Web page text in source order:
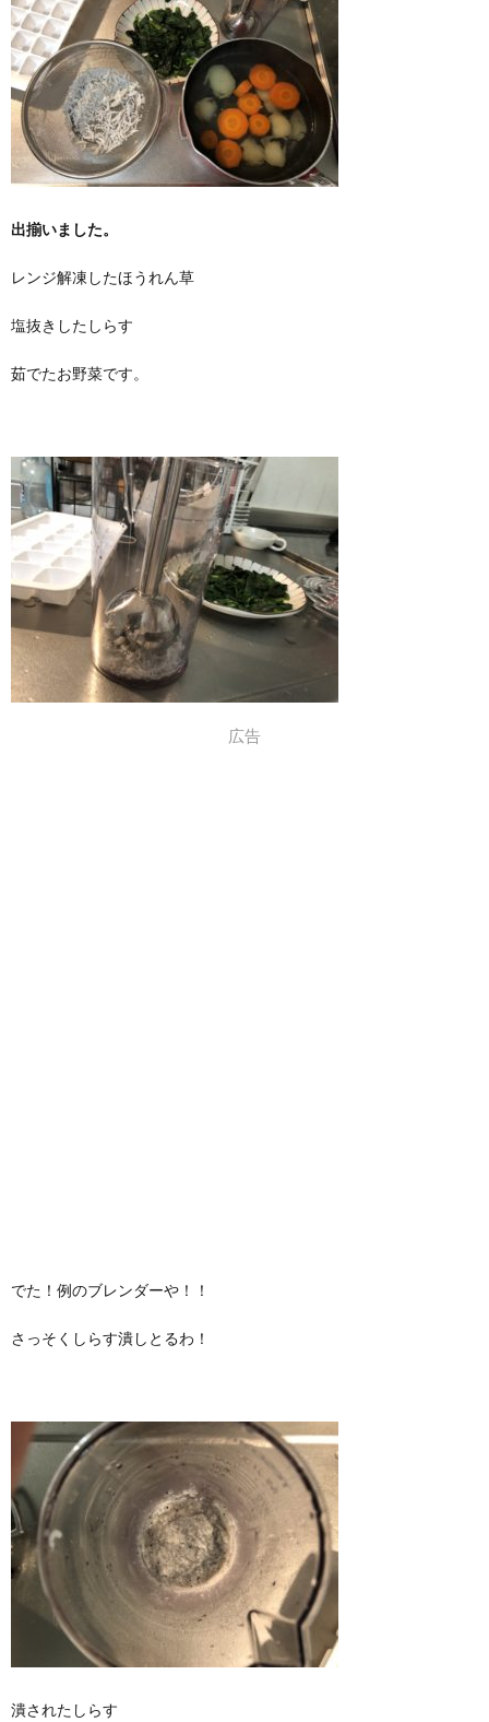
出揃いました。
レンジ解凍したほうれん草
塩抜きしたしらす
茹でたお野菜です。
広告
でた！例のブレンダーや！！
さっそくしらす潰しとるわ！
潰されたしらす